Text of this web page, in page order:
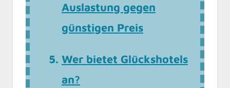
Auslastung gegen
günstigen Preis
Wer bietet Glückshotels
an?